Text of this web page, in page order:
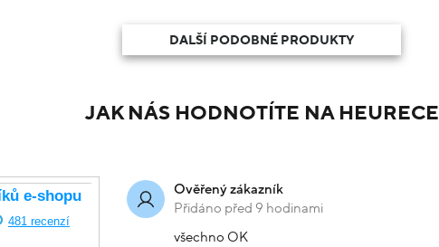
DALŠÍ PODOBNÉ PRODUKTY
JAK NÁS HODNOTÍTE NA HEURECE
Ověřený zákazník
Přidáno před 9 hodinami
všechno OK